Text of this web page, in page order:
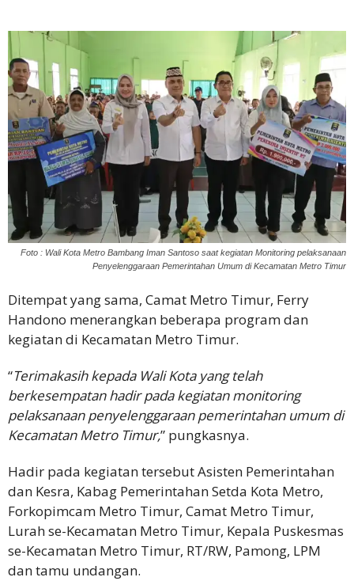
Foto : Wali Kota Metro Bambang Iman Santoso saat kegiatan Monitoring pelaksanaan
Penyelenggaraan Pemerintahan Umum di Kecamatan Metro Timur
Ditempat yang sama, Camat Metro Timur, Ferry
Handono menerangkan beberapa program dan
kegiatan di Kecamatan Metro Timur.
“Terimakasih kepada Wali Kota yang telah
berkesempatan hadir pada kegiatan monitoring
pelaksanaan penyelenggaraan pemerintahan umum di
Kecamatan Metro Timur,” pungkasnya.
Hadir pada kegiatan tersebut Asisten Pemerintahan
dan Kesra, Kabag Pemerintahan Setda Kota Metro,
Forkopimcam Metro Timur, Camat Metro Timur,
Lurah se-Kecamatan Metro Timur, Kepala Puskesmas
se-Kecamatan Metro Timur, RT/RW, Pamong, LPM
dan tamu undangan.